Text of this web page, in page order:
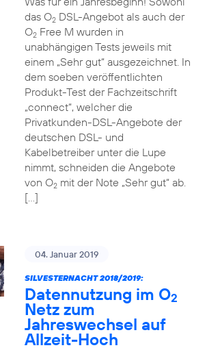
das O2DSL-Angebot als auch der
O2Free M wurden in
unabhängigen Tests jeweils mit
einem „Sehr gut“ ausgezeichnet. In
dem soeben veröffentlichten
Produkt-Test der Fachzeitschrift
„connect“, welcher die
Privatkunden-DSL-Angebote der
deutschen DSL- und
Kabelbetreiber unter die Lupe
nimmt, schneiden die Angebote
von O2mit der Note „Sehr gut“ ab.
[…]
04. Januar 2019
SILVESTERNACHT 2018/2019:
Datennutzung im O2
Netz zum
Jahreswechsel auf
Allzeit-Hoch